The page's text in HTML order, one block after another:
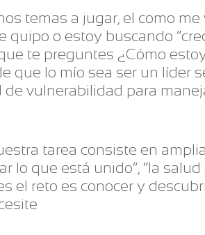
temas a jugar, el como
quipo o estoy buscando
te preguntes ¿Cómo
que lo mío sea ser un líder
vulnerabilidad para
tarea consiste en
lo que está unido”, “la
el reto es conocer y